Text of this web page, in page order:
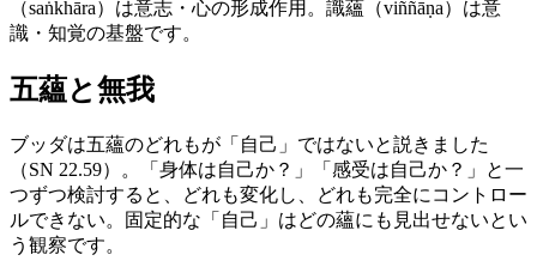
（saṅkhāra）は意志・心の形成作用。識蘊（viññāṇa）は意
識・知覚の基盤です。
五蘊と無我
ブッダは五蘊のどれもが「自己」ではないと説きました
（SN 22.59）。「身体は自己か？」「感受は自己か？」と一
つずつ検討すると、どれも変化し、どれも完全にコントロー
ルできない。固定的な「自己」はどの蘊にも見出せないとい
う観察です。